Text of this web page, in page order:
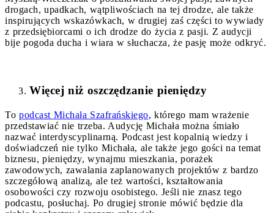
drogach, upadkach, wątpliwościach na tej drodze, ale także
inspirujących wskazówkach, w drugiej zaś części to wywiady
z przedsiębiorcami o ich drodze do życia z pasji. Z audycji
bije pogoda ducha i wiara w słuchacza, że pasję może odkryć.
Więcej niż oszczędzanie pieniędzy
To podcast Michała Szafrańskiego, którego mam wrażenie
przedstawiać nie trzeba. Audycję Michała można śmiało
nazwać interdyscyplinarną. Podcast jest kopalnią wiedzy i
doświadczeń nie tylko Michała, ale także jego gości na temat
biznesu, pieniędzy, wynajmu mieszkania, porażek
zawodowych, zawalania zaplanowanych projektów z bardzo
szczegółową analizą, ale też wartości, kształtowania
osobowości czy rozwoju osobistego. Jeśli nie znasz tego
podcastu, posłuchaj. Po drugiej stronie mówić będzie dla